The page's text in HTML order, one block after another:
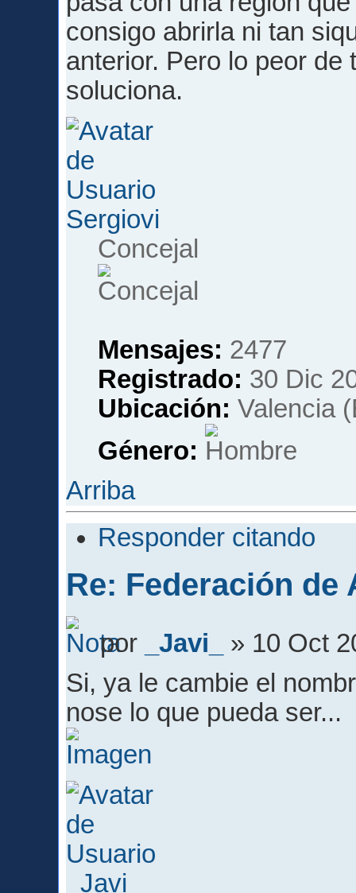
consigo abrirla ni tan
anterior. Pero lo peor
soluciona.
Sergiovi
Concejal
Mensajes: 2477
Registrado: 30 Dic
Ubicación: Valencia
Género:
Arriba
Responder citando
Re: Federación de
por _Javi_
» 10 Oct
Si, ya le cambie el
nose lo que pueda ser...
_Javi_